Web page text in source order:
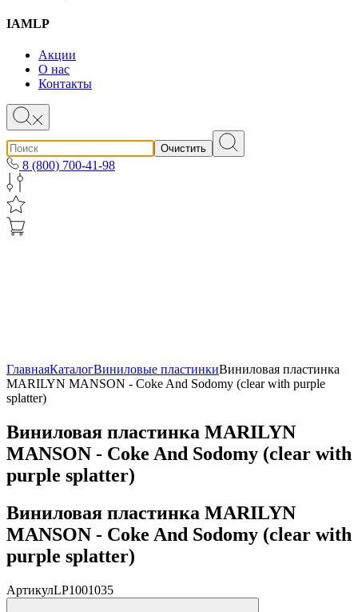
IAMLP
Акции
О нас
Контакты
Очистить
8 (800) 700-41-98
ГлавнаяКаталогВиниловые пластинкиВиниловая пластинка
MARILYN MANSON - Coke And Sodomy (clear with purple
splatter)
Виниловая пластинка MARILYN
MANSON - Coke And Sodomy (clear with
purple splatter)
Виниловая пластинка MARILYN
MANSON - Coke And Sodomy (clear with
purple splatter)
АртикулLP1001035